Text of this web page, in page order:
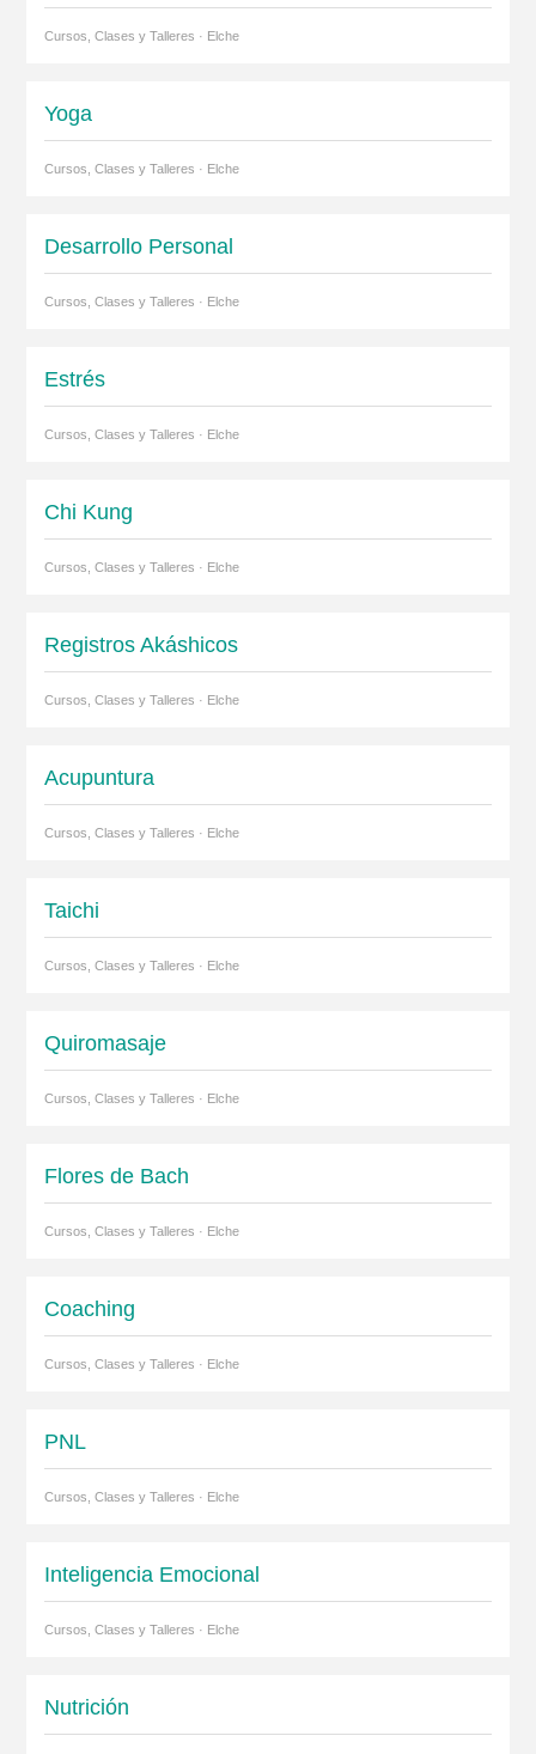
Cursos, Clases y Talleres · Elche
Yoga
Cursos, Clases y Talleres · Elche
Desarrollo Personal
Cursos, Clases y Talleres · Elche
Estrés
Cursos, Clases y Talleres · Elche
Chi Kung
Cursos, Clases y Talleres · Elche
Registros Akáshicos
Cursos, Clases y Talleres · Elche
Acupuntura
Cursos, Clases y Talleres · Elche
Taichi
Cursos, Clases y Talleres · Elche
Quiromasaje
Cursos, Clases y Talleres · Elche
Flores de Bach
Cursos, Clases y Talleres · Elche
Coaching
Cursos, Clases y Talleres · Elche
PNL
Cursos, Clases y Talleres · Elche
Inteligencia Emocional
Cursos, Clases y Talleres · Elche
Nutrición